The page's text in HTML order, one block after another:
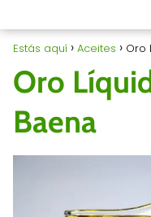
Estás aquí Aceites Oro
Oro
Baena